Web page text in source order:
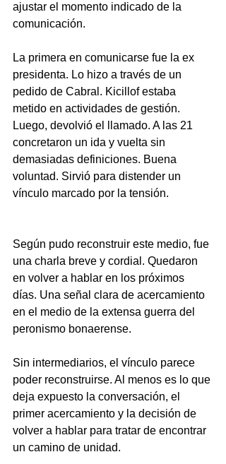
ajustar el momento indicado de la
comunicación.
La primera en comunicarse fue la ex
presidenta. Lo hizo a través de un
pedido de Cabral. Kicillof estaba
metido en actividades de gestión.
Luego, devolvió el llamado. A las 21
concretaron un ida y vuelta sin
demasiadas definiciones. Buena
voluntad. Sirvió para distender un
vínculo marcado por la tensión.
Según pudo reconstruir este medio, fue
una charla breve y cordial. Quedaron
en volver a hablar en los próximos
días. Una señal clara de acercamiento
en el medio de la extensa guerra del
peronismo bonaerense.
Sin intermediarios, el vínculo parece
poder reconstruirse. Al menos es lo que
deja expuesto la conversación, el
primer acercamiento y la decisión de
volver a hablar para tratar de encontrar
un camino de unidad.